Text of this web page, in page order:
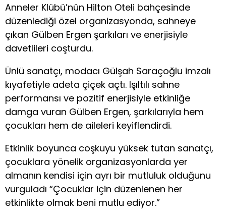
Anneler Klübü’nün Hilton Oteli bahçesinde
düzenlediği özel organizasyonda, sahneye
çıkan Gülben Ergen şarkıları ve enerjisiyle
davetlileri coşturdu.
Ünlü sanatçı, modacı Gülşah Saraçoğlu imzalı
kıyafetiyle adeta çiçek açtı. Işıltılı sahne
performansı ve pozitif enerjisiyle etkinliğe
damga vuran Gülben Ergen, şarkılarıyla hem
çocukları hem de aileleri keyiflendirdi.
Etkinlik boyunca coşkuyu yüksek tutan sanatçı,
çocuklara yönelik organizasyonlarda yer
almanın kendisi için ayrı bir mutluluk olduğunu
vurguladı “Çocuklar için düzenlenen her
etkinlikte olmak beni mutlu ediyor.”